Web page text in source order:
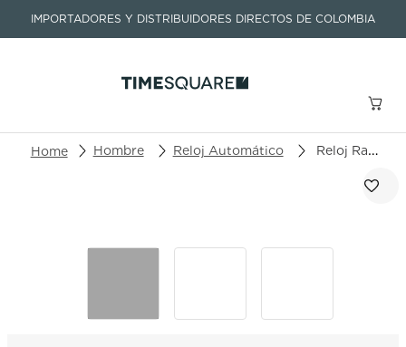
IMPORTADORES Y DISTRIBUIDORES DIRECTOS DE COLOMBIA
Buscar un producto o artículo
Hombre Reloj Automático Reloj Raymond Weil Freelancer 2790-ST-52051
TÉRMINOS MÁS BUSCADOS
4.
integral